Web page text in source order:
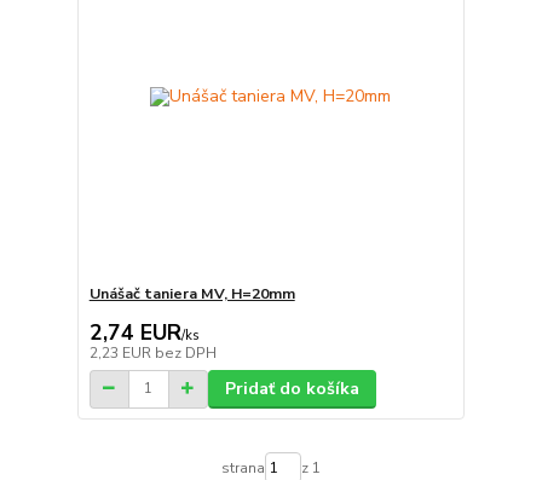
Unášač taniera MV, H=20mm
2,74 EUR/ks
2,23 EUR bez DPH
Pridať do košíka
strana z 1